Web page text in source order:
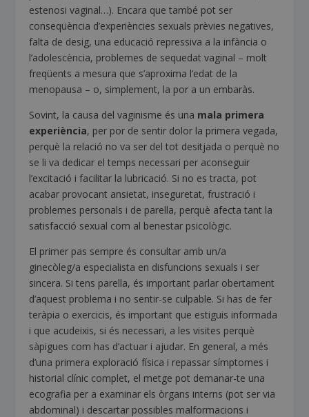
estenosi vaginal…). Encara que també pot ser
conseqüència d’experiències sexuals prèvies negatives,
falta de desig, una educació repressiva a la infància o
l’adolescència, problemes de sequedat vaginal – molt
freqüents a mesura que s’aproxima l’edat de la
menopausa – o, simplement, la por a un embaràs.
Sovint, la causa del vaginisme és una mala primera
experiència, per por de sentir dolor la primera vegada,
perquè la relació no va ser del tot desitjada o perquè no
se li va dedicar el temps necessari per aconseguir
l’excitació i facilitar la lubricació. Si no es tracta, pot
acabar provocant ansietat, inseguretat, frustració i
problemes personals i de parella, perquè afecta tant la
satisfacció sexual com al benestar psicològic.
El primer pas sempre és consultar amb un/a
ginecòleg/a especialista en disfuncions sexuals i ser
sincera. Si tens parella, és important parlar obertament
d’aquest problema i no sentir-se culpable. Si has de fer
teràpia o exercicis, és important que estiguis informada
i que acudeixis, si és necessari, a les visites perquè
sàpigues com has d’actuar i ajudar. En general, a més
d’una primera exploració física i repassar símptomes i
historial clínic complet, el metge pot demanar-te una
ecografia per a examinar els òrgans interns (pot ser via
abdominal) i descartar possibles malformacions i